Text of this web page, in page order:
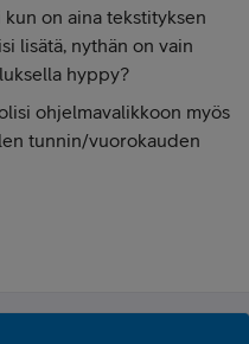
on aina tekstityksen
lisätä, nythän on vain
hyppy?
ohjelmavalikkoon myös
tunnin/vuorokauden